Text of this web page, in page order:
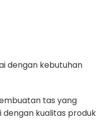
dengan kebutuhan
tas yang
dengan kualitas produk